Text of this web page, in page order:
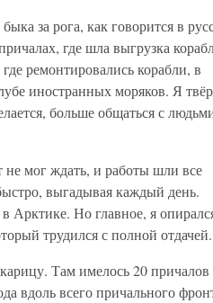
за рога, как говорится в
где шла выгрузка
ремонтировались корабли, в
иностранных моряков. Я
больше общаться с
мог ждать, и работы шли все
выгадывая каждый день.
Арктике. Но главное, я
трудился с полной отдачей.
Там имелось 20
вдоль всего причального